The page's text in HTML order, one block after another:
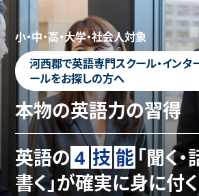
小・中・高・大学・社会人対象
河西郡で英語専門スクール・インタ
ールをお探しの方へ
本物の英語力の習得
英語の 4 技能 「聞く
書く」が確実に身に付く